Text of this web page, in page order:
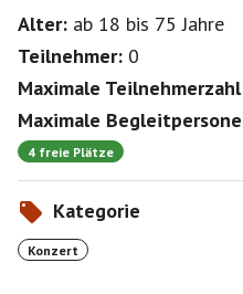
Alter: ab 18 bis 75Jahre
Teilnehmer: 0
Maximale
Maximale
4 freie Plätze
Kategorie
Konzert